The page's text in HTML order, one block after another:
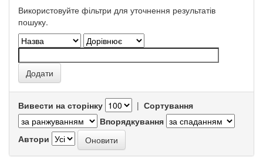
Використовуйте фільтри для уточнення результатів
пошуку.
Вивести на сторінку | Сортування
Впорядкування
Автори